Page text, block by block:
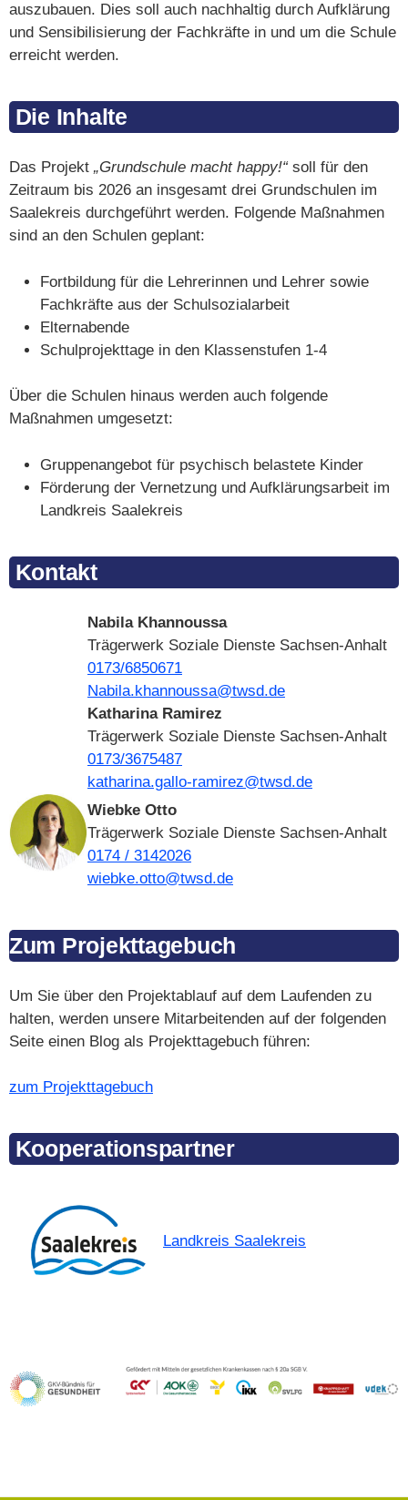
auszubauen. Dies soll auch nachhaltig durch Aufklärung
und Sensibilisierung der Fachkräfte in und um die Schule
erreicht werden.
Die Inhalte
Das Projekt „Grundschule macht happy!“ soll für den
Zeitraum bis 2026 an insgesamt drei Grundschulen im
Saalekreis durchgeführt werden. Folgende Maßnahmen
sind an den Schulen geplant:
Fortbildung für die Lehrerinnen und Lehrer sowie
Fachkräfte aus der Schulsozialarbeit
Elternabende
Schulprojekttage in den Klassenstufen 1-4
Über die Schulen hinaus werden auch folgende
Maßnahmen umgesetzt:
Gruppenangebot für psychisch belastete Kinder
Förderung der Vernetzung und Aufklärungsarbeit im
Landkreis Saalekreis
Kontakt
Nabila Khannoussa
Trägerwerk Soziale Dienste Sachsen-Anhalt
0173/6850671
Nabila.khannoussa@twsd.de
Katharina Ramirez
Trägerwerk Soziale Dienste Sachsen-Anhalt
0173/3675487
katharina.gallo-ramirez@twsd.de
Wiebke Otto
Trägerwerk Soziale Dienste Sachsen-Anhalt
0174 / 3142026
wiebke.otto@twsd.de
Zum Projekttagebuch
Um Sie über den Projektablauf auf dem Laufenden zu
halten, werden unsere Mitarbeitenden auf der folgenden
Seite einen Blog als Projekttagebuch führen:
zum Projekttagebuch
Kooperationspartner
Landkreis Saalekreis